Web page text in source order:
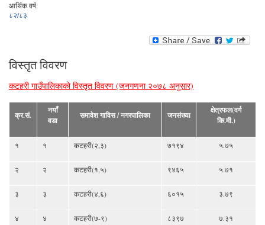
आर्थिक वर्ष:
८२/८३
विस्तृत विवरण
कटहरी गाउँपालिकाको विस्तृत विवरण (जनगणना २०७८ अनुसार)
क्र.सं.
नयाँ
वडा
समावेश गाविस / नगरपालिका जनसंख्या
क्षेत्रफल(वर्ग
कि.मी.)
१ १ कटहरी(२,३) ७१९४ ५.७५
२ २ कटहरी(१,५) ९४६५ ५.७१
३ ३ कटहरी(४,६) ६०१५ ३.७९
४ ४ कटहरी(७-९) ८३९७ ७.३१